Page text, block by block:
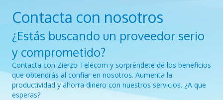
Contacta con nosotros
¿Estás buscando un proveedor serio
y comprometido?
Contacta con Zierzo Telecom y sorpréndete de los beneficios
que obtendrás al confiar en nosotros. Aumenta la
productividad y ahorra dinero con nuestros servicios. ¿A que
esperas?